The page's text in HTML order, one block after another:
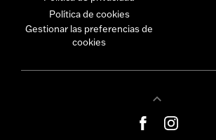
Política de cookies
Gestionar las preferencias de
cookies